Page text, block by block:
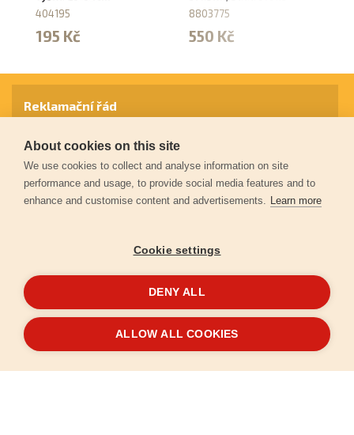
404195
195 Kč
8803775
550 Kč
© 2026Extol.cz- Všechna práva vyhrazena
Reklamační řád
Záruční podmínky
Ochrana osobních údajů
VytvořiloFEO
About cookies on this site
We use cookies to collect and analyse information on site
performance and usage, to provide social media features and to
enhance and customise content and advertisements. Learn more
Cookie settings
DENY ALL
ALLOW ALL COOKIES